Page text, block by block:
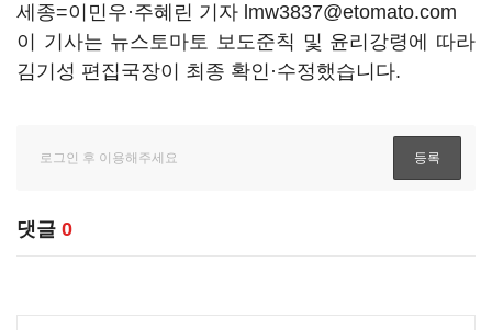
세종=이민우·주혜린 기자 lmw3837@etomato.com
이 기사는 뉴스토마토 보도준칙 및 윤리강령에 따라
김기성 편집국장이 최종 확인·수정했습니다.
댓글 0